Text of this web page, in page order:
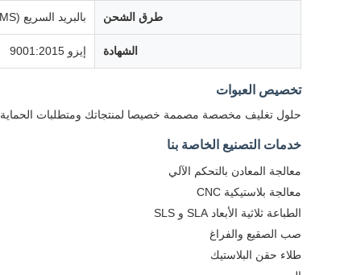
طرق الشحن بالبريد السريع (DHL، FedEx، UPS، TNT، EMS) ؛ بالبريد الجوي؛ بالبحر؛ ترتيبات الشحن المخصصة متاحة
الشهادة إيزو 9001:2015
تخصيص العبوات
حلول تغليف مخصصة مصممة خصيصا لمنتجاتك ومتطلبات الحماية.
خدمات التصنيع الخاصة بنا
معالجة المعادن بالتحكم الآلي
معالجة بلاستيكية CNC
الطباعة ثلاثية الأبعاد SLA و SLS
صب الصقيع والفراغ
طلاء حقن البلاستيك